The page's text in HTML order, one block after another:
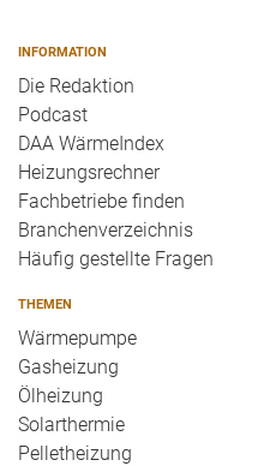
INFORMATION
Die Redaktion
Podcast
DAA WärmeIndex
Heizungsrechner
Fachbetriebe finden
Branchenverzeichnis
Häufig gestellte Fragen
THEMEN
Wärmepumpe
Gasheizung
Ölheizung
Solarthermie
Pelletheizung